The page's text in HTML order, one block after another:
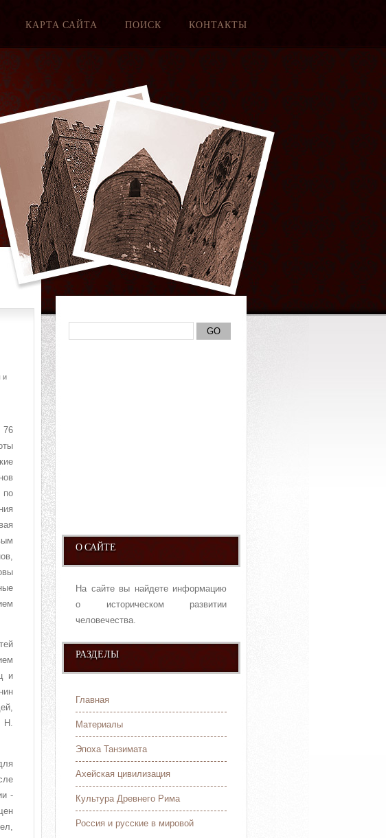
КАРТА САЙТА ПОИСК КОНТАКТЫ
и
76
и
Н.
-
О САЙТЕ
На сайте вы найдете информацию
о историческом развитии
человечества.
РАЗДЕЛЫ
Главная
Материалы
Эпоха Танзимата
Ахейская цивилизация
Культура Древнего Рима
Россия и русские в мировой